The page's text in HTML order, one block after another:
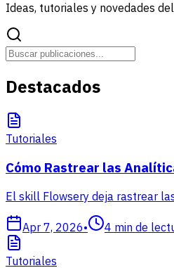
Ideas, tutoriales y novedades
Destacados
Tutoriales
Cómo Rastrear las
El skill Flowsery deja rastrear
Apr 7, 2026• 4 min de
Tutoriales